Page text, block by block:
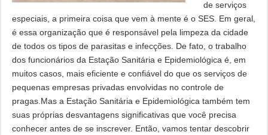
de serviços
especiais, a primeira coisa que vem à mente é o SES. Em geral,
é essa organização que é responsável pela limpeza da cidade
de todos os tipos de parasitas e infecções. De fato, o trabalho
dos funcionários da Estação Sanitária e Epidemiológica é, em
muitos casos, mais eficiente e confiável do que os serviços de
pequenas empresas privadas envolvidas no controle de
pragas.Mas a Estação Sanitária e Epidemiológica também tem
suas próprias desvantagens significativas que você precisa
conhecer antes de se inscrever. Então, vamos tentar descobrir